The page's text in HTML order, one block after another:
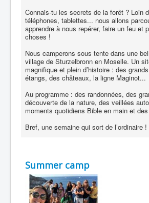
Connais-tu les secrets de la forêt ? Loin
téléphones, tablettes... nous allons
apprendre à nous repérer, faire un feu et
choses !
Nous camperons sous tente dans une
village de Sturzelbronn en Moselle. Un
magnifique et plein d’histoire : des
étangs, des châteaux, la ligne Maginot...
Au programme : des randonnées, des
découverte de la nature, des veillées
moments quotidiens Bible en main et
Bref, une semaine qui sort de l’ordinaire !
Summer camp